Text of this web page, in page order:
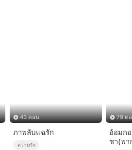
43 ตอน
ภาพลับแฉรัก
ความรัก
79 ต
อ้อมก
ชา(พา